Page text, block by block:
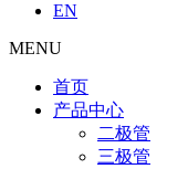
EN
MENU
首页
产品中心
二极管
三极管